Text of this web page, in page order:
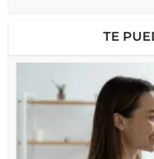
TE